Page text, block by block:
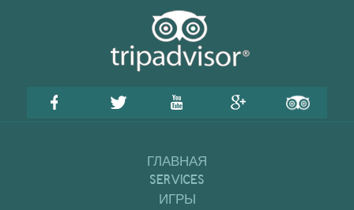
ГЛАВНАЯ
SERVICES
ИГРЫ